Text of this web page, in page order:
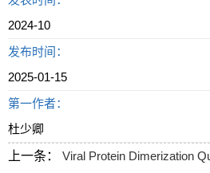
2024-10
发布时间：
2025-01-15
第一作者：
杜少卿
上一条：
Viral Protein Dimerization